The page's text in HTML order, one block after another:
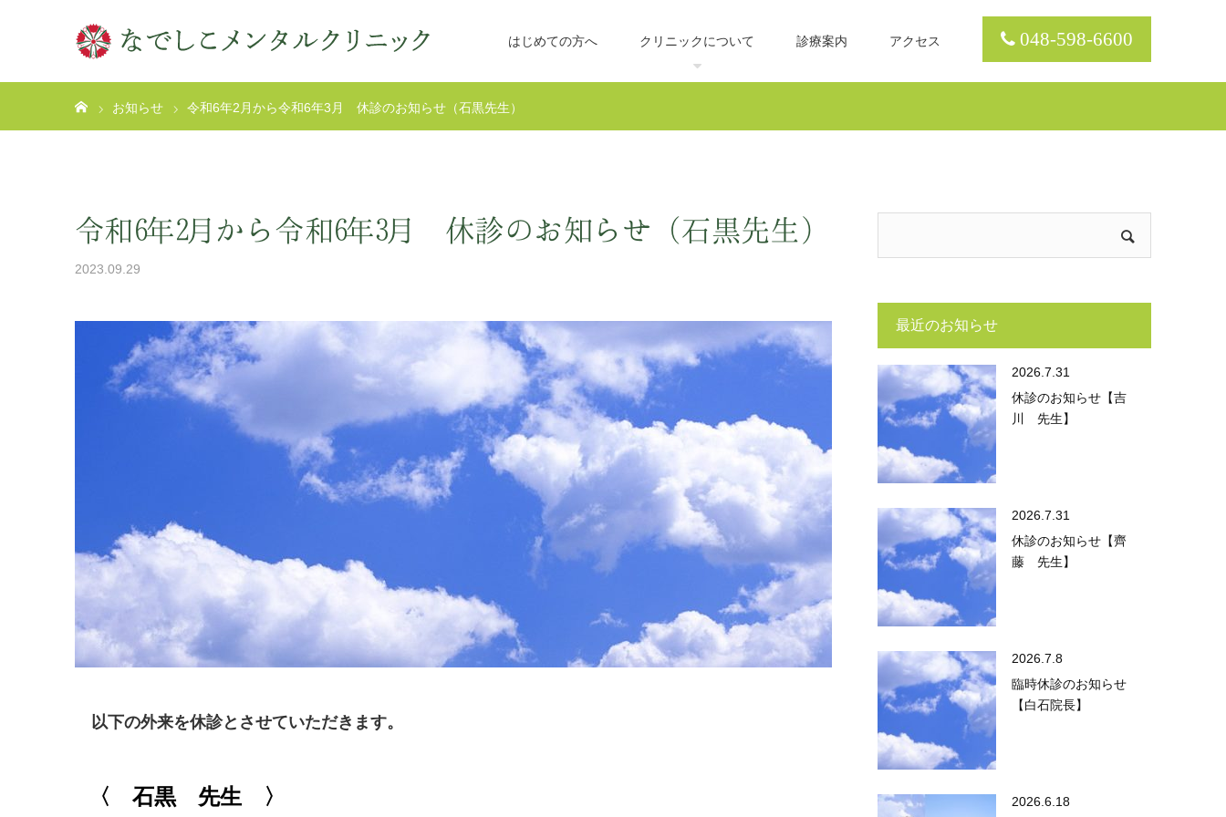
048-598-6600
はじめての方へ クリニックについて 診療案内 アクセス
お知らせ 令和6年2月から令和6年3月 休診のお知らせ（石黒先生）
令和6年2月から令和6年3月 休診のお知らせ（石黒先生）
2023.09.29
以下の外来を休診とさせていただきます。
〈 石黒 先生 〉
最近のお知らせ
休診のお知らせ【吉
川 先生】
2026.7.31
休診のお知らせ【齊
藤 先生】
2026.7.31
臨時休診のお知らせ
【白石院長】
2026.7.8
2026.6.18